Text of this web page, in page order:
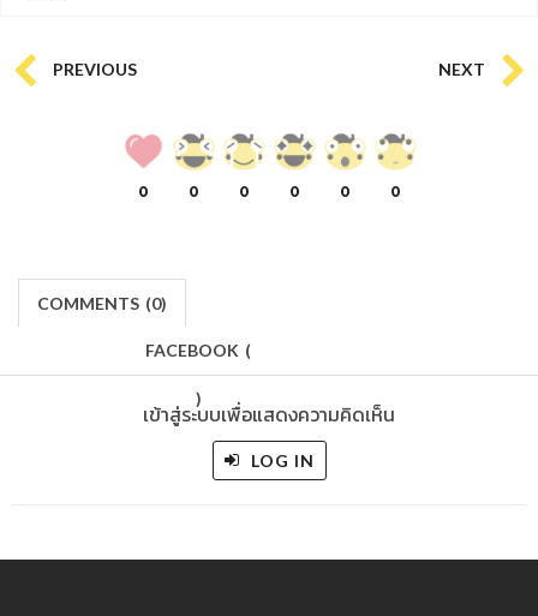
PREVIOUS NEXT
0 0 0 0 0 0
COMMENTS (0)
FACEBOOK (
)
เข้าสู่ระบบเพื่อแสดงความคิดเห็น
LOG IN